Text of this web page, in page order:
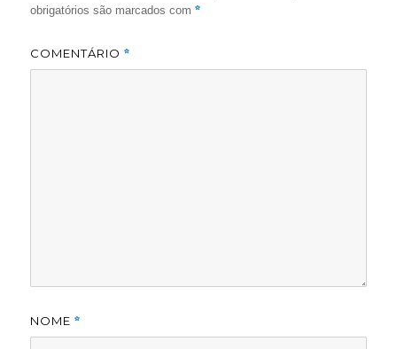
obrigatórios são marcados com*
COMENTÁRIO*
NOME*